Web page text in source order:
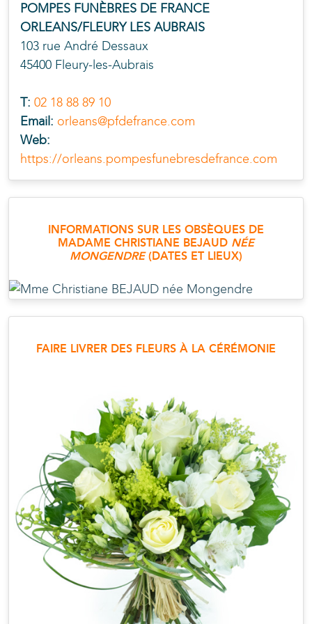
POMPES FUNÈBRES DE FRANCE
ORLEANS/FLEURY LES AUBRAIS
103 rue André Dessaux
45400 Fleury-les-Aubrais
T: 02 18 88 89 10
Email: orleans@pfdefrance.com
Web:
https://orleans.pompesfunebresdefrance.com
INFORMATIONS SUR LES OBSÈQUES DE
MADAME CHRISTIANE BEJAUD NÉE
MONGENDRE(DATES ET LIEUX)
FAIRE LIVRER DES FLEURS À LA CÉRÉMONIE